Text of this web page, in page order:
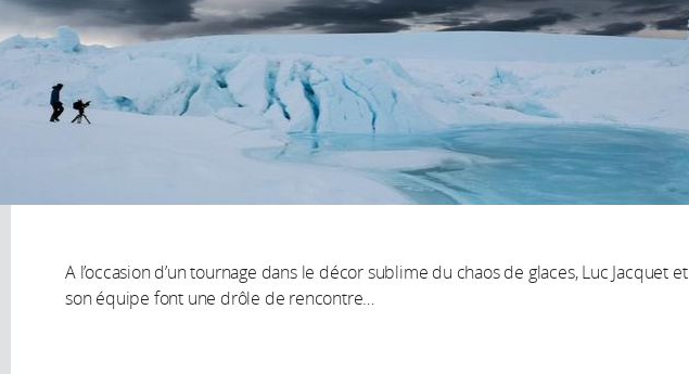
A l’occasion d’un tournage dans le décor sublime du chaos de glaces, Luc Jacquet et
son équipe font une drôle de rencontre…